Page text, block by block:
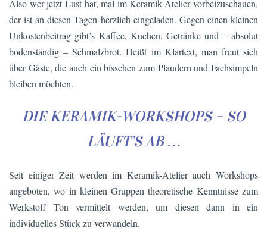
Also wer jetzt Lust hat, mal im Keramik-Atelier vorbeizuschauen,
der ist an diesen Tagen herzlich eingeladen. Gegen einen kleinen
Unkostenbeitrag gibt’s Kaffee, Kuchen, Getränke und – absolut
bodenständig – Schmalzbrot. Heißt im Klartext, man freut sich
über Gäste, die auch ein bisschen zum Plaudern und Fachsimpeln
bleiben möchten.
DIE KERAMIK-WORKSHOPS – SO
LÄUFT’S AB …
Seit einiger Zeit werden im Keramik-Atelier auch Workshops
angeboten, wo in kleinen Gruppen theoretische Kenntnisse zum
Werkstoff Ton vermittelt werden, um diesen dann in ein
individuelles Stück zu verwandeln.